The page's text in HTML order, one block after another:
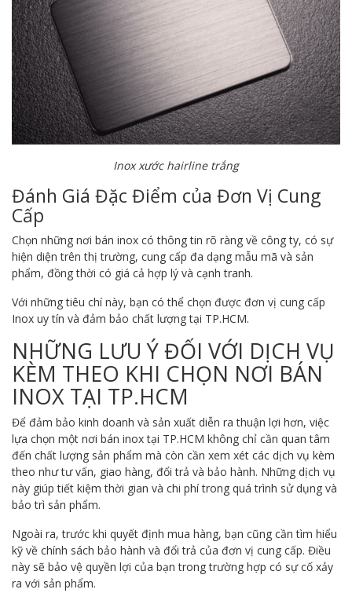
Inox xước hairline trắng
Đánh Giá Đặc Điểm của Đơn Vị Cung
Cấp
Chọn những nơi bán inox có thông tin rõ ràng về công ty, có sự
hiện diện trên thị trường, cung cấp đa dạng mẫu mã và sản
phẩm, đồng thời có giá cả hợp lý và cạnh tranh.
Với những tiêu chí này, bạn có thể chọn được đơn vị cung cấp
Inox uy tín và đảm bảo chất lượng tại TP.HCM.
NHỮNG LƯU Ý ĐỐI VỚI DỊCH VỤ
KÈM THEO KHI CHỌN NƠI BÁN
INOX TẠI TP.HCM
Để đảm bảo kinh doanh và sản xuất diễn ra thuận lợi hơn, việc
lựa chọn một nơi bán inox tại TP.HCM không chỉ cần quan tâm
đến chất lượng sản phẩm mà còn cần xem xét các dịch vụ kèm
theo như tư vấn, giao hàng, đổi trả và bảo hành. Những dịch vụ
này giúp tiết kiệm thời gian và chi phí trong quá trình sử dụng và
bảo trì sản phẩm.
Ngoài ra, trước khi quyết định mua hàng, bạn cũng cần tìm hiểu
kỹ về chính sách bảo hành và đổi trả của đơn vị cung cấp. Điều
này sẽ bảo vệ quyền lợi của bạn trong trường hợp có sự cố xảy
ra với sản phẩm.